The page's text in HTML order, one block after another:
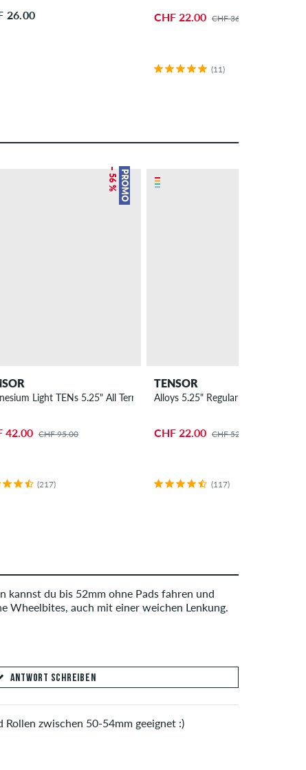
26.00 CHF 22.00 CHF 36.00
(11)
Pack 7.625"
PROMO
– 56 %
Light TENs 5.25" All Terrain Achse 2er Pack 8"
42.00 CHF 95.00
(217)
TENSOR
Alloys 5.25" Regular Achse 2er
CHF 22.00 CHF 52.00
(117)
kannst du bis 52mm ohne Pads fahren und
Wheelbites, auch mit einer weichen Lenkung.
ANTWORT SCHREIBEN
Rollen zwischen 50-54mm geeignet :)